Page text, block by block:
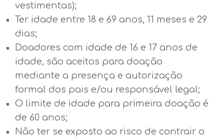
vestimentas);
Ter idade entre 18 e 69 anos, 11 meses e 29
dias;
Doadores com idade de 16 e 17 anos de
idade, são aceitos para doação
mediante a presença e autorização
formal dos pais e/ou responsável legal;
O limite de idade para primeira doação é
de 60 anos;
Não ter se exposto ao risco de contrair o